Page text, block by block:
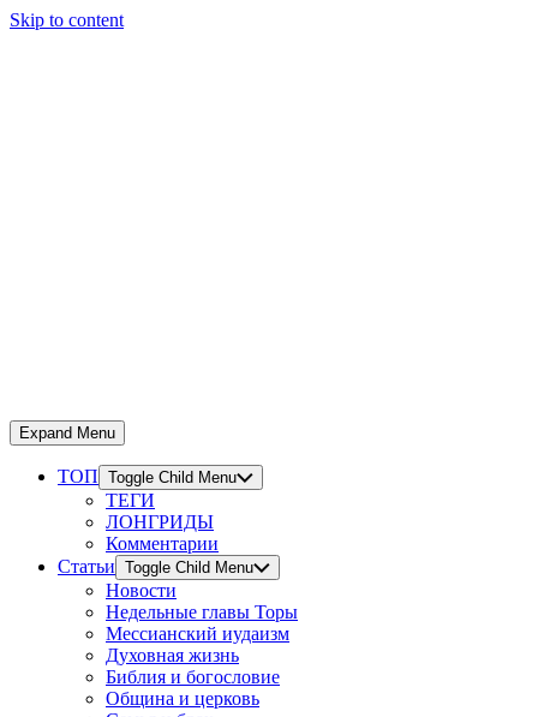
Skip to content
Expand Menu
ТОП Toggle Child Menu
ТЕГИ
ЛОНГРИДЫ
Комментарии
Статьи Toggle Child Menu
Новости
Недельные главы Торы
Мессианский иудаизм
Духовная жизнь
Библия и богословие
Община и церковь